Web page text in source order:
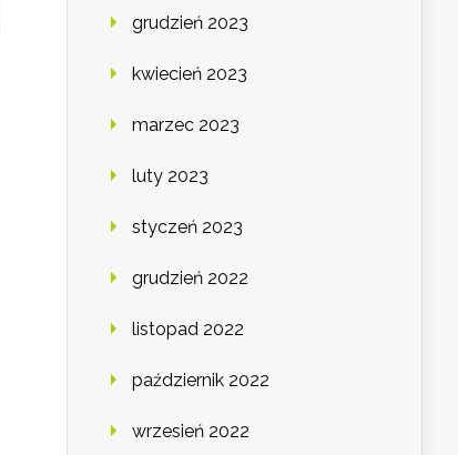
grudzień 2023
kwiecień 2023
marzec 2023
luty 2023
styczeń 2023
grudzień 2022
listopad 2022
październik 2022
wrzesień 2022